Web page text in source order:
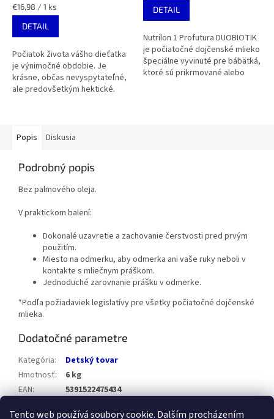
Tento web používá soubory cookie. Dalším procházením
Jednotková
cena:
€16,98 / 1 ks
DETAIL
Počiatok života vášho dieťatka
je výnimočné obdobie. Je
krásne, občas nevyspytateľné,
ale predovšetkým hektické.
DETAIL
Nutrilon 1 Profutura DUOBIOTIK
je počiatočné dojčenské mlieko
špeciálne vyvinuté pre bábätká,
ktoré sú prikrmované alebo
Popis Diskusia
Podrobný popis
Bez palmového oleja.
V praktickom balení:
Dokonalé uzavretie a zachovanie čerstvosti pred prvým
použitím.
Miesto na odmerku, aby odmerka ani vaše ruky neboli v
kontakte s mliečnym práškom.
Jednoduché zarovnanie prášku v odmerke.
*Podľa požiadaviek legislatívy pre všetky počiatočné dojčenské
mlieka.
Dodatočné parametre
Kategória:
Detský tovar
Hmotnosť:
6 kg
EAN:
5391522475434